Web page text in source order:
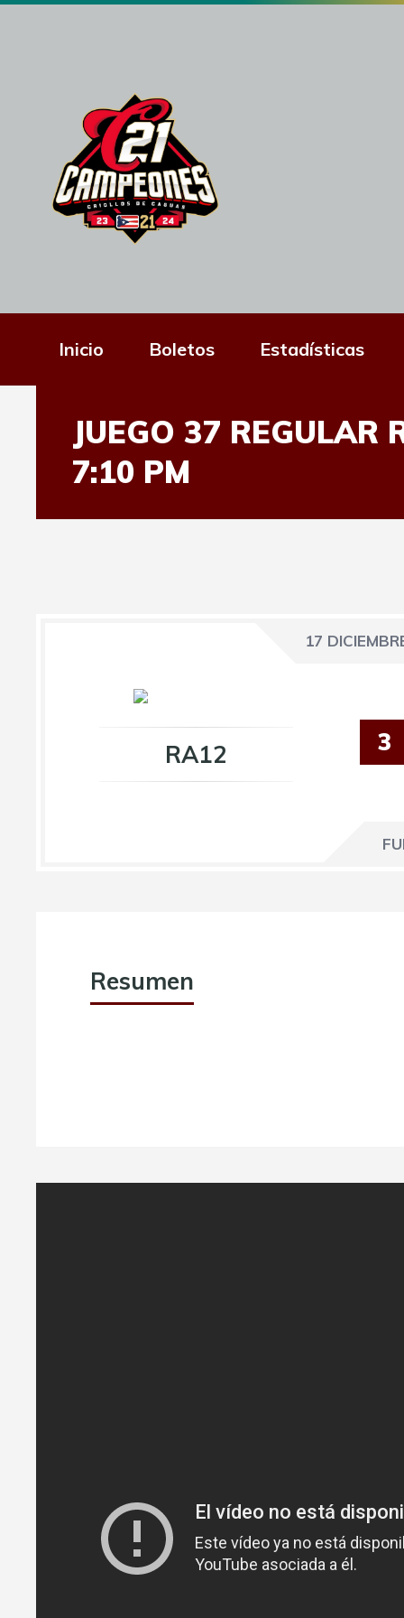
Inicio Boletos Estadísticas
JUEGO 37 REGULAR
7:10 PM
17
RA12 3
Resumen